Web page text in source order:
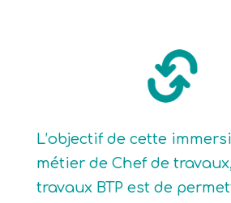
L’objectif de cette
métier de Chef de
travaux BTP est de